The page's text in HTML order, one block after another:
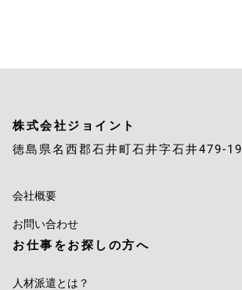
株式会社ジョイント
徳島県名西郡石井町石井字石井479-19
会社概要
お問い合わせ
お仕事をお探しの方へ
人材派遣とは？